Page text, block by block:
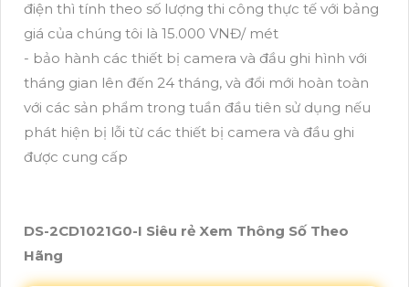
điện thì tính theo số lượng thi công thực tế với bảng
giá của chúng tôi là 15.000 VNĐ/ mét
- bảo hành các thiết bị camera và đầu ghi hình với
tháng gian lên đến 24 tháng, và đổi mới hoàn toàn
với các sản phẩm trong tuần đầu tiên sử dụng nếu
phát hiện bị lỗi từ các thiết bị camera và đầu ghi
được cung cấp
DS-2CD1021G0-I Siêu rẻ Xem Thông Số Theo
Hãng